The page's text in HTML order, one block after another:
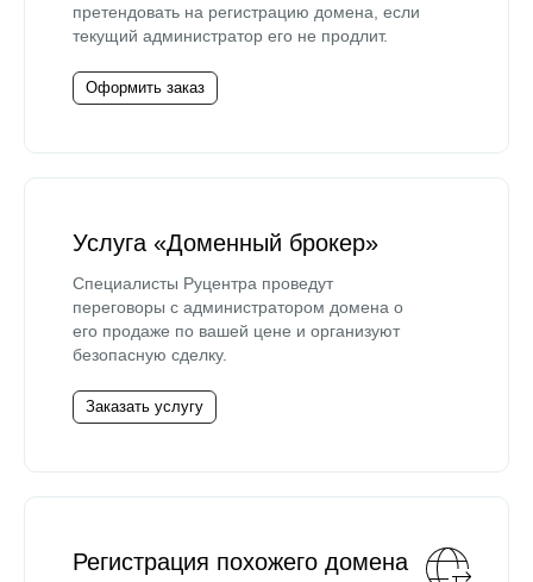
претендовать на регистрацию домена, если
текущий администратор его не продлит.
Оформить заказ
Услуга «Доменный брокер»
Специалисты Руцентра проведут
переговоры с администратором домена о
его продаже по вашей цене и организуют
безопасную сделку.
Заказать услугу
Регистрация похожего домена